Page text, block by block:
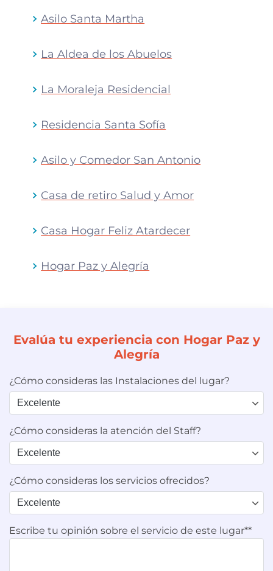
Asilo Santa Martha
La Aldea de los Abuelos
La Moraleja Residencial
Residencia Santa Sofía
Asilo y Comedor San Antonio
Casa de retiro Salud y Amor
Casa Hogar Feliz Atardecer
Hogar Paz y Alegría
Evalúa tu experiencia con Hogar Paz y
Alegría
¿Cómo consideras las Instalaciones del lugar?
¿Cómo consideras la atención del Staff?
¿Cómo consideras los servicios ofrecidos?
Escribe tu opinión sobre el servicio de este lugar**